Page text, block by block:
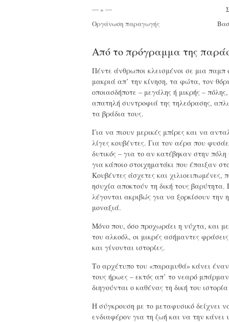
― » ―
Οργάνωση παραγωγής
Από το πρόγραμμα της
Πέντε άνθρωποι κλεισμένοι σε μια παμπ
μακριά απ’ την κίνηση, τα φώτα, τον
οποιασδήποτε – μεγάλης ή μικρής –
απατηλή συντροφιά της τηλεόρασης,
τα βράδια τους.
Για να πιουν μερικές μπίρες και να
λίγες κουβέντες. Για τον αέρα που
δυτικός – για το αν κατέβηκαν στην πόλη
για κάποιο στοιχηματάκι που έπαιξαν
Κουβέντες άσχετες και χιλιοειπωμένες,
ησυχία αποκτούν τη δική τους βαρύτητα.
λέγονται ακριβώς για να ξορκίσουν την
μοναξιά.
Μόνο που, όσο προχωράει η νύχτα, και με
του αλκοόλ, οι μικρές ασήμαντες
και γίνονται ιστορίες.
Το αρχέτυπο του «παραμυθά» κάνει
τους ήρωες – εκτός απ’ το νεαρό
διηγούνται ο καθένας τη δική του
Η σύγκρουση με το μεταφυσικό δείχνει
ενδιαφέρον για τη ζωή και να την κάνει